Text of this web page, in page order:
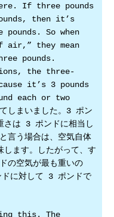
If three pounds
then it’s
So when
air,” they mean
pounds.
the three-
it’s 3 pounds
each or two
しまいました。3 ポン
さは 3 ポンドに相当し
言う場合は、空気自体
ます。したがって、す
の空気が最も重いの
に対して 3 ポンドで
this. The